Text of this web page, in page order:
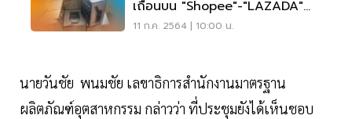
เถื่อนบน "Shopee"-"LAZADA"
มูลค่ากว่า 6 ล.
11 ก.ค. 2564 | 10:00 น.
นายวันชัย พนมชัย เลขาธิการสำนักงานมาตรฐาน
ผลิตภัณฑ์อุตสาหกรรม กล่าวว่า ที่ประชุมยังได้เห็นชอบ